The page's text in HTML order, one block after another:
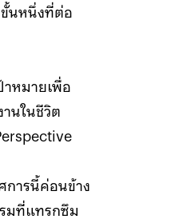
นหนึ่งที่ต่อ
าหมายเพื่อ
นในชีวิต
การนี้ค่อนข้าง
มที่แทรกซึม